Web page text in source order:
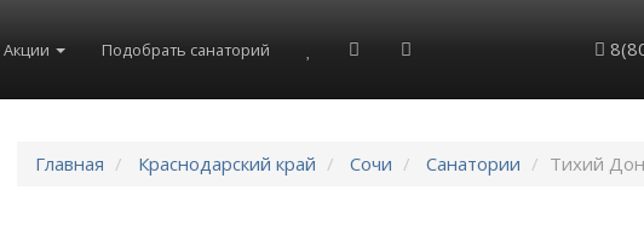
Акции Подобрать санаторий
Главная Краснодарский край Сочи Санатории Тихий Дон